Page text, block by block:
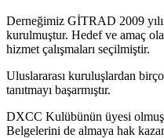
Derneğimiz GİTRAD 2009
kurulmuştur. Hedef ve amaç
hizmet çalışmaları seçilmiştir.
Uluslararası kuruluşlardan
tanıtmayı başarmıştır.
DXCC Kulübünün üyesi
Belgelerini de almaya hak